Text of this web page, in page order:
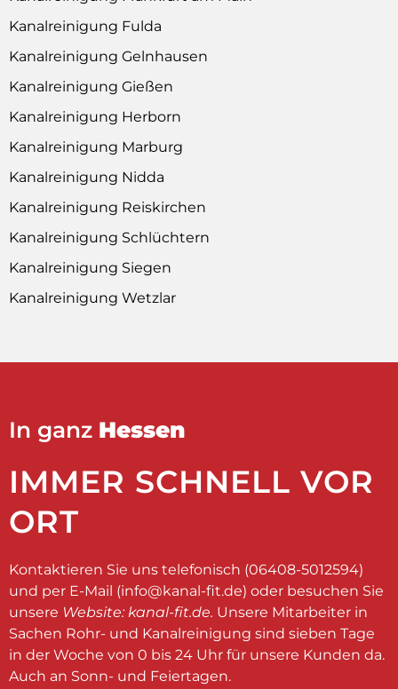
Kanalreinigung Fulda
Kanalreinigung Gelnhausen
Kanalreinigung Gießen
Kanalreinigung Herborn
Kanalreinigung Marburg
Kanalreinigung Nidda
Kanalreinigung Reiskirchen
Kanalreinigung Schlüchtern
Kanalreinigung Siegen
Kanalreinigung Wetzlar
In ganz Hessen
IMMER SCHNELL VOR
ORT
Kontaktieren Sie uns telefonisch (06408-5012594)
und per E-Mail (info@kanal-fit.de) oder besuchen Sie
unsere Website: kanal-fit.de. Unsere Mitarbeiter in
Sachen Rohr- und Kanalreinigung sind sieben Tage
in der Woche von 0 bis 24 Uhr für unsere Kunden da.
Auch an Sonn- und Feiertagen.